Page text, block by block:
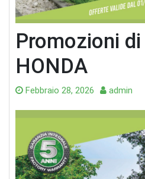
Promozioni
HONDA
Febbraio 28, 2026 admin